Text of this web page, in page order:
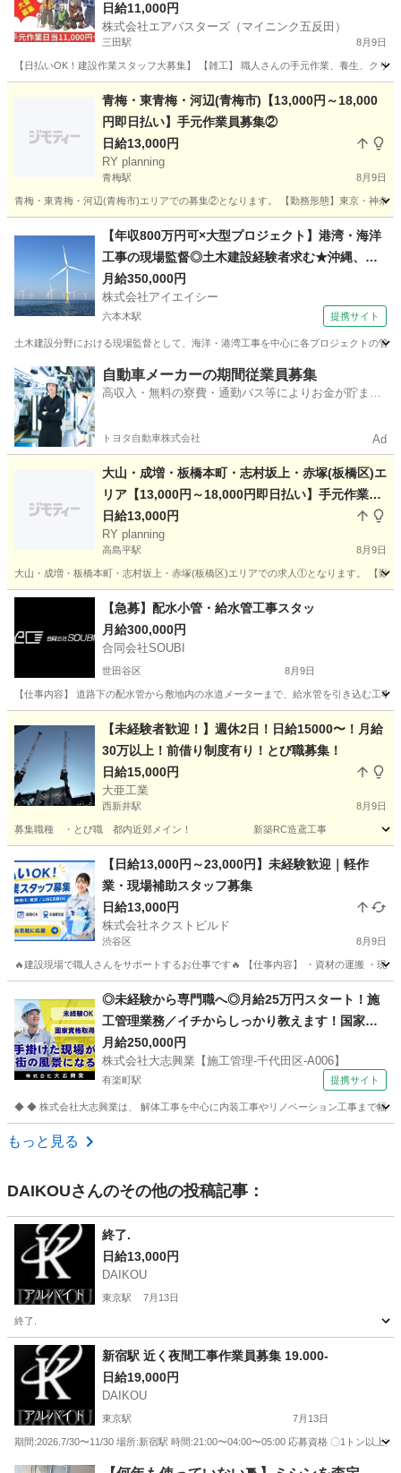
日給11,000円
株式会社エアバスターズ（マイニンク五反田）
三田駅 8月9日
【日払いOK！建設作業スタッフ大募集】 【雑工】 職人さんの手元作業、養生、ク
三田駅 建築 スタッフ
青梅・東青梅・河辺(青梅市)【13,000円～18,000
円即日払い】手元作業員募集②
日給13,000円
RY planning
青梅駅 8月9日
青梅・東青梅・河辺(青梅市)エリアでの募集②となります。 【勤務形態】東京・神奈
青梅駅 その他 職長
【年収800万円可×大型プロジェクト】港湾・海洋
工事の現場監督◎土木建設経験者求む★沖縄、東
京、横浜、福島、秋田で活躍のチャンス
月給350,000円
株式会社アイエイシー
六本木駅 提携サイト
土木建設分野における現場監督として、海洋・港湾工事を中心に各プロジェクトの
東京 六本木駅 その他
自動車メーカーの期間従業員募集
高収入・無料の寮費・通勤バス等によりお金が貯まり
トヨタ自動車株式会社 Ad
大山・成増・板橋本町・志村坂上・赤塚(板橋区)エ
リア【13,000円～18,000円即日払い】手元作業員
募集①
日給13,000円
RY planning
高島平駅 8月9日
大山・成増・板橋本町・志村坂上・赤塚(板橋区)エリアでの求人①となります。 【勤
東京 板橋区 高島平駅 その他 職長
【急募】配水小管・給水管工事スタッ
月給300,000円
合同会社SOUBI
世田谷区 8月9日
【仕事内容】 道路下の配水管から敷地内の水道メーターまで、給水管を引き込む工
大工 大型
【未経験者歓迎！】週休2日！日給15000〜！月給
30万以上！前借り制度有り！とび職募集！
日給15,000円
大亜工業
西新井駅 8月9日
募集職種 ・とび職 都内近郊メイン！ 新築RC造鳶工事 工事現場の仮設足
西新井駅 鳶職
【日給13,000円～23,000円】未経験歓迎｜軽作
業・現場補助スタッフ募集
日給13,000円
株式会社ネクストビルド
渋谷区 8月9日
🔥建設現場で職人さんをサポートするお仕事です🔥 【仕事内容】 ・資材の運搬 ・現
建築 スタッフ
◎未経験から専門職へ◎月給25万円スタート！施
工管理業務／イチからしっかり教えます！国家資
格取得支援あり！ 株式会社大志興業【施工管理-千
代田区-A006】 建築・造園スタッフ
月給250,000円
株式会社大志興業【施工管理-千代田区-A006】
有楽町駅 提携サイト
◆ ◆ 株式会社大志興業は、 解体工事を中心に内装工事やリノベーション工事まで幅
東京 千代田区
もっと見る
DAIKOUさんのその他の投稿記事：
アルバイト
終了.
日給13,000円
DAIKOU
東京駅 7月13日
終了.
東京 中央区 東京駅 建築 ショートメール
アルバイト
新宿駅 近く夜間工事作業員募集 19.000-
日給19,000円
DAIKOU
東京駅 7月13日
期間:2026.7/30〜11/30 場所:新宿駅 時間:21:00〜04:00〜05:00 応募資格 〇1トン以上
東京 中央区 東京駅 その他 玉掛け